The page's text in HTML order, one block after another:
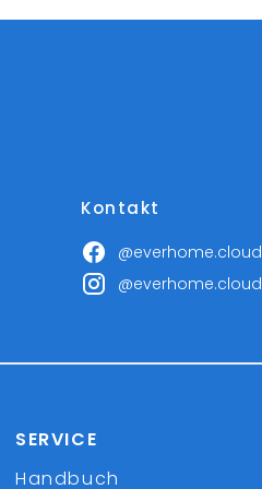
Kontakt
@everhome.cloud
@everhome.cloud
SERVICE
Handbuch